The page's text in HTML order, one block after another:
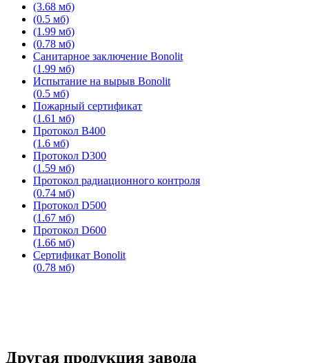
(3.68 мб)
(0.5 мб)
(1.99 мб)
(0.78 мб)
Санитарное заключение Bonolit
(1.99 мб)
Испытание на вырыв Bonolit
(0.5 мб)
Пожарный сертификат
(1.61 мб)
Протокол В400
(1.6 мб)
Протокол D300
(1.59 мб)
Протокол радиационного контроля
(0.74 мб)
Протокол D500
(1.67 мб)
Протокол D600
(1.66 мб)
Сертификат Bonolit
(0.78 мб)
Другая продукция завода